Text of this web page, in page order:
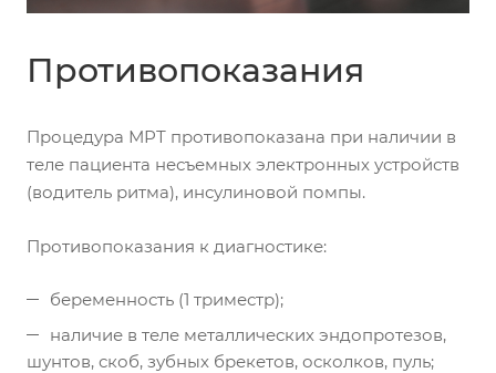
Противопоказания
Процедура МРТ противопоказана при наличии в
теле пациента несъемных электронных устройств
(водитель ритма), инсулиновой помпы.
Противопоказания к диагностике:
беременность (1 триместр);
наличие в теле металлических эндопротезов,
шунтов, скоб, зубных брекетов, осколков, пуль;